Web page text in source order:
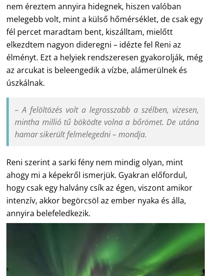
nem éreztem annyira hidegnek, hiszen valóban
melegebb volt, mint a külső hőmérséklet, de csak egy
fél percet maradtam bent, kiszálltam, mielőtt
elkezdtem nagyon dideregni – idézte fel Reni az
élményt. Ezt a helyiek rendszeresen gyakorolják, még
az arcukat is beleengedik a vízbe, alámerülnek és
úszkálnak.
– A felöltözés volt a legrosszabb a szélben, vizesen,
mintha millió tű böködte volna a bőrömet. De utána
hamar sikerült felmelegedni – mondja.
Reni szerint a sarki fény nem mindig olyan, mint
ahogy mi a képekről ismerjük. Gyakran előfordul,
hogy csak egy halvány csík az égen, viszont amikor
intenzív, akkor begörcsöl az ember nyaka és álla,
annyira belefeledkezik.